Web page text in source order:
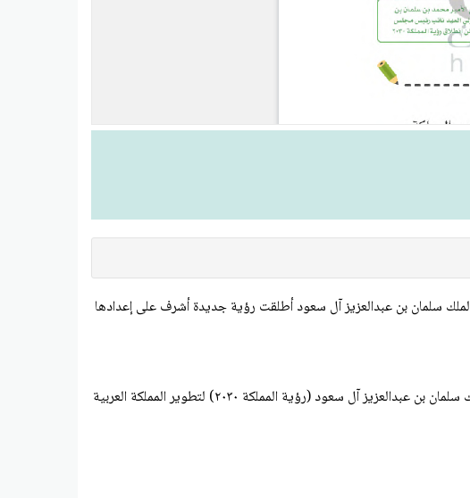
سلمان بن عبدالعزيز آل سعود أطلقت رؤية جديدة أشرف على إعدادها
هي خطة مستقبلية للطموحات والأهداف التي نريد تحقيقها. وفي عام 1437 هـ ( 2014 م) أطلق خادم الحرمين الشريفين الملك سلمان بن عبدالعزيز آل سعود (رؤية المملكة ۲۰۳۰) لتطوير المملكة العربية